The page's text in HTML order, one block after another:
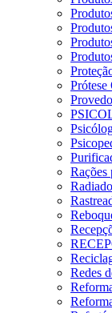
Prótese
Rações
Redes